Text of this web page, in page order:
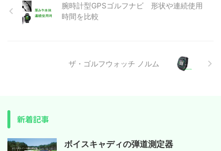
腕時計型GPSゴルフナビ 形状や連続使用
時間を比較
ザ・ゴルフウォッチ ノルム
新着記事
ボイスキャディの弾道測定器